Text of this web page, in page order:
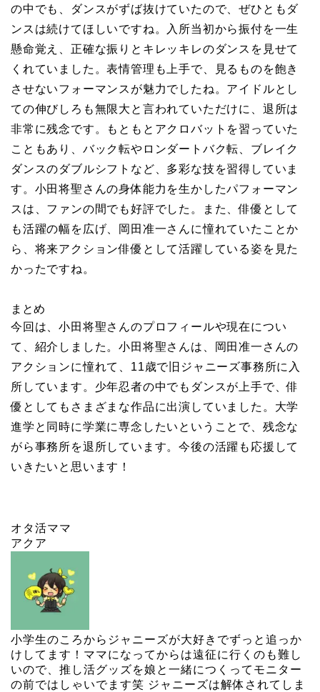
の中でも、ダンスがずば抜けていたので、ぜひともダ
ンスは続けてほしいですね。入所当初から振付を一生
懸命覚え、正確な振りとキレッキレのダンスを見せて
くれていました。表情管理も上手で、見るものを飽き
させないフォーマンスが魅力でしたね。アイドルとし
ての伸びしろも無限大と言われていただけに、退所は
非常に残念です。もともとアクロバットを習っていた
こともあり、バック転やロンダートバク転、ブレイク
ダンスのダブルシフトなど、多彩な技を習得していま
す。小田将聖さんの身体能力を生かしたパフォーマン
スは、ファンの間でも好評でした。また、俳優として
も活躍の幅を広げ、岡田准一さんに憧れていたことか
ら、将来アクション俳優として活躍している姿を見た
かったですね。
まとめ
今回は、小田将聖さんのプロフィールや現在につい
て、紹介しました。小田将聖さんは、岡田准一さんの
アクションに憧れて、11歳で旧ジャニーズ事務所に入
所しています。少年忍者の中でもダンスが上手で、俳
優としてもさまざまな作品に出演していました。大学
進学と同時に学業に専念したいということで、残念な
がら事務所を退所しています。今後の活躍も応援して
いきたいと思います！
オタ活ママ
アクア
小学生のころからジャニーズが大好きでずっと追っか
けしてます！ママになってからは遠征に行くのも難し
いので、推し活グッズを娘と一緒につくってモニター
の前ではしゃいでます笑 ジャニーズは解体されてしま